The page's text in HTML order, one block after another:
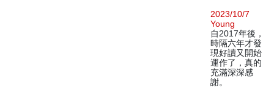
2023/10/7
Young
自2017年後，
時隔六年才發
現好讀又開始
運作了，真的
充滿深深感
謝。